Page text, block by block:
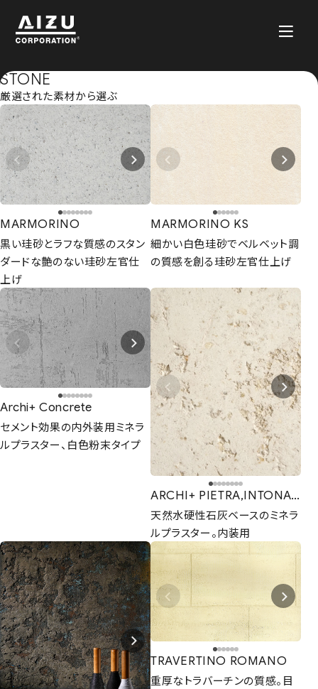
STONE
厳選された素材から選ぶ
MARMORINO
黒い珪砂とラフな質感のスタン
ダードな艶のない珪砂左官仕
上げ
MARMORINO KS
細かい白色珪砂でベルベット調
の質感を創る珪砂左官仕上げ
Archi+ Concrete
セメント効果の内外装用ミネラ
ルプラスター、白色粉末タイプ
ARCHI+ PIETRA,INTONACO
天然水硬性石灰ベースのミネラ
ルプラスター。内装用
TRAVERTINO ROMANO
重厚なトラバーチンの質感。目